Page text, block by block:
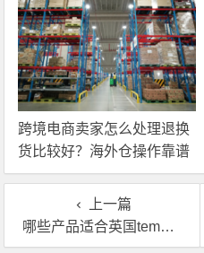
跨境电商卖家怎么处理退换
货比较好？海外仓操作靠谱
吗？
上一篇
哪些产品适合英国temu认证海外仓？